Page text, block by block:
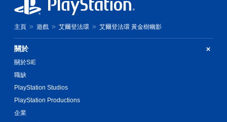
主頁 遊戲 艾爾登法環 艾爾登法環 黃金樹幽影
關於
關於SIE
職缺
PlayStation Studios
PlayStation Productions
企業